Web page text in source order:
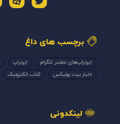
برچسب های داغ
ایردراپ‌های معتبر تلگرام ایردراپ
اخبار بیت یونیکس
کتاب الکترونیک
لینکدونی